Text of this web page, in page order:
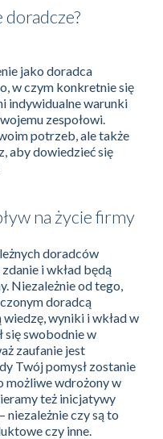
doradcze?
jako doradca
w czym konkretnie się
indywidualne warunki
zespołowi.
potrzeb, ale także
aby dowiedzieć się
na życie firmy
doradców
i wkład będą
Niezależnie od tego,
doradcą
wyniki i wkład w
się swobodnie w
zaufanie jest
Twój pomysł zostanie
możliwe wdrożony w
też inicjatywy
niezależnie czy są to
czy inne.